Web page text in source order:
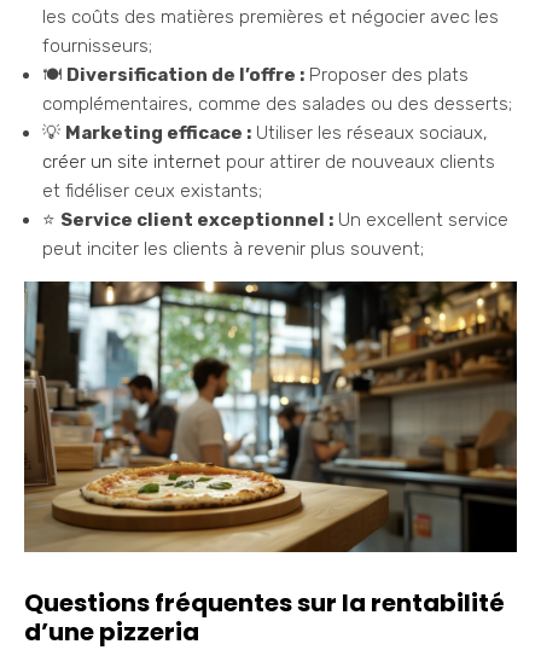
les coûts des matières premières et négocier avec les
fournisseurs;
🍽️ Diversification de l’offre : Proposer des plats
complémentaires, comme des salades ou des desserts;
💡 Marketing efficace : Utiliser les réseaux sociaux,
créer un site internet pour attirer de nouveaux clients
et fidéliser ceux existants;
⭐ Service client exceptionnel : Un excellent service
peut inciter les clients à revenir plus souvent;
Questions fréquentes sur la rentabilité
d’une pizzeria